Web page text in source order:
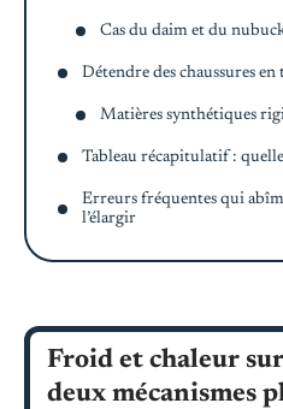
Cas du daim et du
Détendre des chaussures
Matières synthétiques
Tableau récapitulatif :
Erreurs fréquentes qui
l’élargir
Froid et chaleur
deux mécanismes